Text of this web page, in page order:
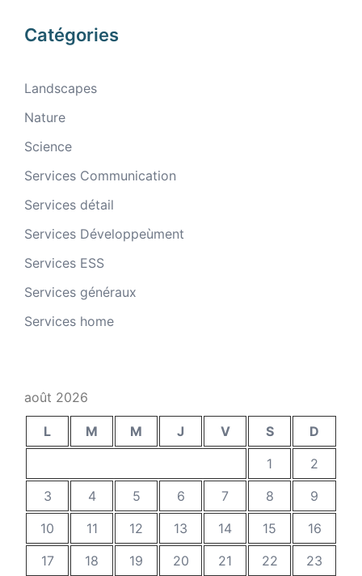
Catégories
Landscapes
Nature
Science
Services Communication
Services détail
Services Développeùment
Services ESS
Services généraux
Services home
août 2026
L M M J V S
D
1
2
3
4 5 6 7 8
9
10
11 12 13 14 15
16
17
18 19 20 21 22
23